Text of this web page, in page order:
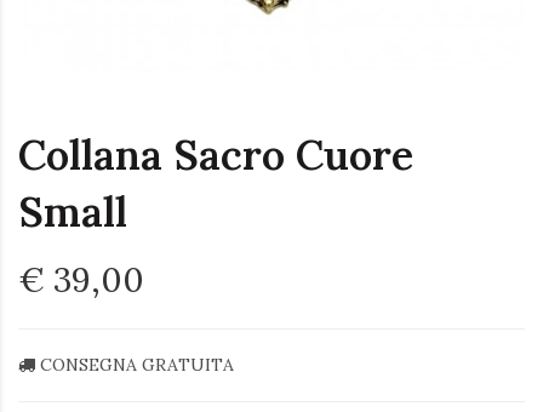
Collana Sacro Cuore
Small
€ 39,00
CONSEGNA GRATUITA